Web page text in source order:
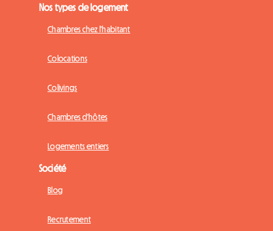
Nos types de logement
Chambres chez l'habitant
Colocations
Colivings
Chambres d'hôtes
Logements entiers
Société
Blog
Recrutement